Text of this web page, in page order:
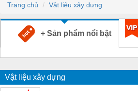
Trang chủ Vật liệu xây dựng
+ Sản phẩm nổi bật
Vật liệu xây dựng